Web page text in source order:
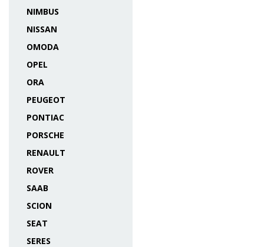
NIMBUS
NISSAN
OMODA
OPEL
ORA
PEUGEOT
PONTIAC
PORSCHE
RENAULT
ROVER
SAAB
SCION
SEAT
SERES